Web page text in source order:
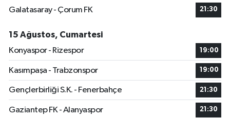
Galatasaray - Çorum FK
21:30
15 Ağustos, Cumartesi
Konyaspor - Rizespor
19:00
Kasımpaşa - Trabzonspor 19:00
Gençlerbirliği S.K. - Fenerbahçe 21:30
Gaziantep FK - Alanyaspor 21:30